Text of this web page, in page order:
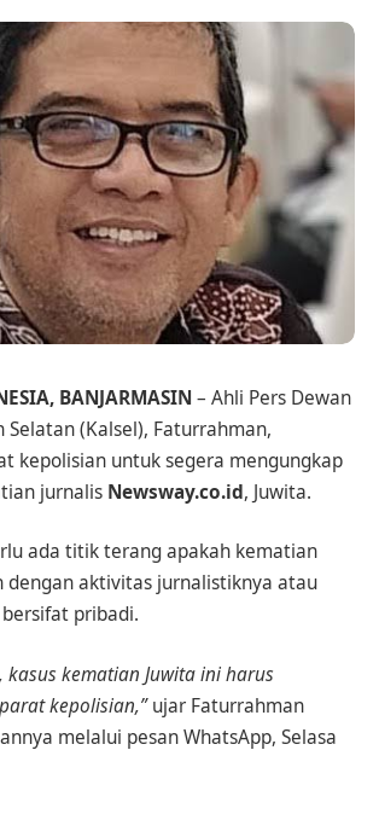
BANJARMASIN – Ahli Pers Dewan
Selatan (Kalsel), Faturrahman,
kepolisian untuk segera mengungkap
jurnalis Newsway.co.id, Juwita.
ada titik terang apakah kematian
dengan aktivitas jurnalistiknya atau
pribadi.
kasus kematian Juwita ini harus
kepolisian,”ujar Faturrahman
melalui pesan WhatsApp, Selasa